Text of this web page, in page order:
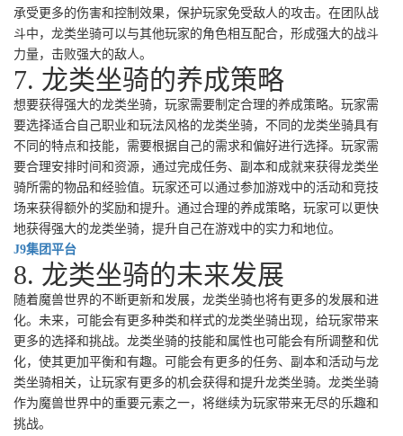
承受更多的伤害和控制效果，保护玩家免受敌人的攻击。在团队战
斗中，龙类坐骑可以与其他玩家的角色相互配合，形成强大的战斗
力量，击败强大的敌人。
7. 龙类坐骑的养成策略
想要获得强大的龙类坐骑，玩家需要制定合理的养成策略。玩家需
要选择适合自己职业和玩法风格的龙类坐骑，不同的龙类坐骑具有
不同的特点和技能，需要根据自己的需求和偏好进行选择。玩家需
要合理安排时间和资源，通过完成任务、副本和成就来获得龙类坐
骑所需的物品和经验值。玩家还可以通过参加游戏中的活动和竞技
场来获得额外的奖励和提升。通过合理的养成策略，玩家可以更快
地获得强大的龙类坐骑，提升自己在游戏中的实力和地位。
J9集团平台
8. 龙类坐骑的未来发展
随着魔兽世界的不断更新和发展，龙类坐骑也将有更多的发展和进
化。未来，可能会有更多种类和样式的龙类坐骑出现，给玩家带来
更多的选择和挑战。龙类坐骑的技能和属性也可能会有所调整和优
化，使其更加平衡和有趣。可能会有更多的任务、副本和活动与龙
类坐骑相关，让玩家有更多的机会获得和提升龙类坐骑。龙类坐骑
作为魔兽世界中的重要元素之一，将继续为玩家带来无尽的乐趣和
挑战。